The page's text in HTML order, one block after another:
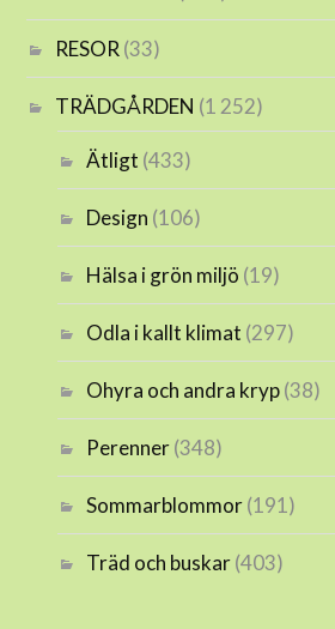
RESOR(33)
TRÄDGÅRDEN (1 252)
Ätligt (433)
Design (106)
Hälsa i grön miljö (19)
Odla i kallt klimat (297)
Ohyra och andra kryp(38)
Perenner(348)
Sommarblommor(191)
Träd och buskar(403)